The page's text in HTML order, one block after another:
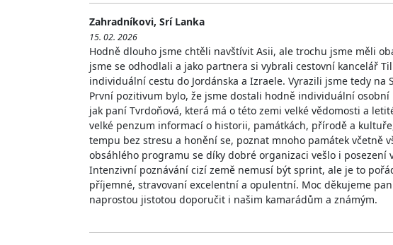
Zahradníkovi, Srí Lanka
15. 02. 2026
Hodně dlouho jsme chtěli navštívit Asii, ale trochu jsme měli
jsme se odhodlali a jako partnera si vybrali cestovní kancelář
individuální cestu do Jordánska a Izraele. Vyrazili jsme tedy na
První pozitivum bylo, že jsme dostali hodně individuální
jak paní Tvrdoňová, která má o této zemi velké vědomosti a
velké penzum informací o historii, památkách, přírodě a
tempu bez stresu a honění se, poznat mnoho památek včetně
obsáhlého programu se díky dobré organizaci vešlo i
Intenzivní poznávání cizí země nemusí být sprint, ale je to
příjemné, stravovaní excelentní a opulentní. Moc děkujeme
naprostou jistotou doporučit i našim kamarádům a známým.